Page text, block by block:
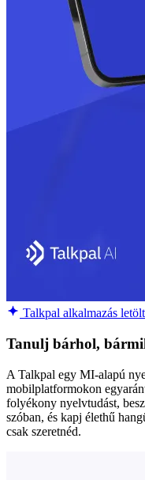
Talkpal alkalmazás
Tanulj bárhol,
A Talkpal egy MI-alapú
mobilplatformokon
folyékony nyelvtudást,
szóban, és kapj élethű
csak szeretnéd.